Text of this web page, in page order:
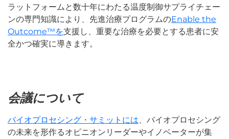
ラットフォームと数十年にわたる温度制御サプライチェー
ンの専門知識により、先進治療プログラムのEnable the
Outcome™を支援し、重要な治療を必要とする患者に安
全かつ確実に導きます。
会議について
バイオプロセシング・サミットには、バイオプロセシング
の未来を形作るオピニオンリーダーやイノベーターが集